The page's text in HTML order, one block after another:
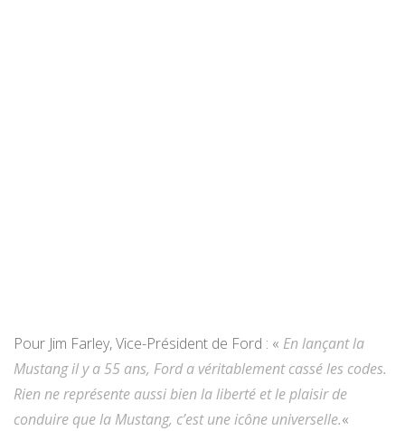
Pour Jim Farley, Vice-Président de Ford : « En lançant la
Mustang il y a 55 ans, Ford a véritablement cassé les codes.
Rien ne représente aussi bien la liberté et le plaisir de
conduire que la Mustang, c’est une icône universelle.«